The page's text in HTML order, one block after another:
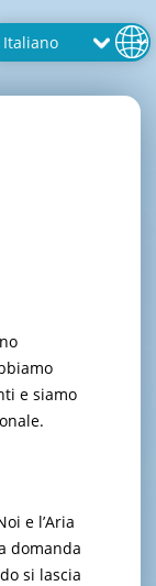
e siamo
e l’Aria
domanda
si lascia